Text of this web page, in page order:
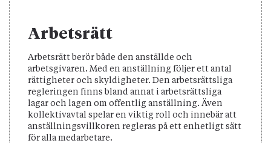
Arbetsrätt
Arbetsrätt berör både den anställde och
arbetsgivaren. Med en anställning följer ett antal
rättigheter och skyldigheter. Den arbetsrättsliga
regleringen finns bland annat i arbetsrättsliga
lagar och lagen om offentlig anställning. Även
kollektivavtal spelar en viktig roll och innebär att
anställningsvillkoren regleras på ett enhetligt sätt
för alla medarbetare.